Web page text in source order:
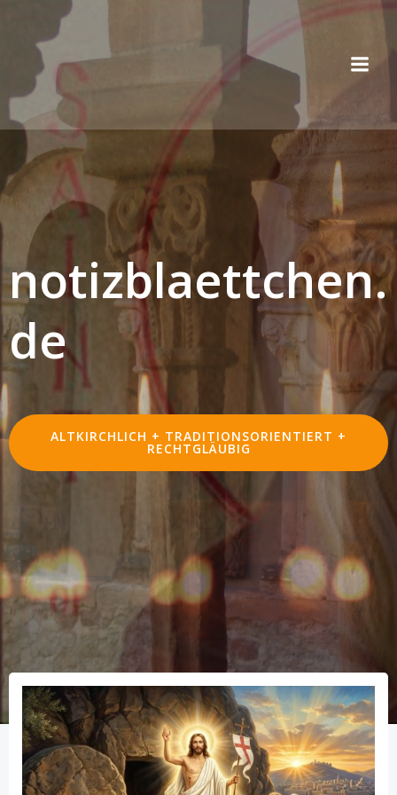
springen
notizblaettchen.
de
ALTKIRCHLICH + TRADITIONSORIENTIERT +
RECHTGLÄUBIG